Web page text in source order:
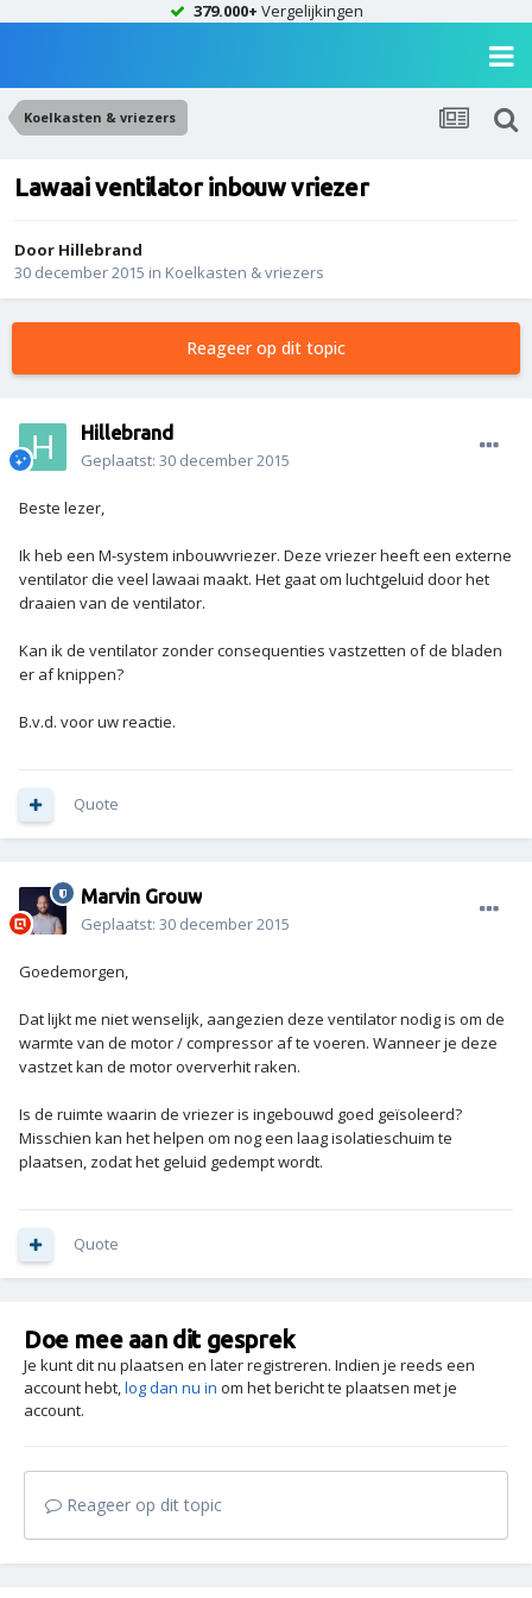
379.000+ Vergelijkingen
Koelkasten & vriezers
Lawaai ventilator inbouw vriezer
Door Hillebrand
30 december 2015 in Koelkasten & vriezers
Reageer op dit topic
Hillebrand
Geplaatst: 30 december 2015
Beste lezer,
Ik heb een M-system inbouwvriezer. Deze vriezer heeft een externe
ventilator die veel lawaai maakt. Het gaat om luchtgeluid door het
draaien van de ventilator.
Kan ik de ventilator zonder consequenties vastzetten of de bladen
er af knippen?
B.v.d. voor uw reactie.
Quote
Marvin Grouw
Geplaatst: 30 december 2015
Goedemorgen,
Dat lijkt me niet wenselijk, aangezien deze ventilator nodig is om de
warmte van de motor / compressor af te voeren. Wanneer je deze
vastzet kan de motor oververhit raken.
Is de ruimte waarin de vriezer is ingebouwd goed geïsoleerd?
Misschien kan het helpen om nog een laag isolatieschuim te
plaatsen, zodat het geluid gedempt wordt.
Quote
Doe mee aan dit gesprek
Je kunt dit nu plaatsen en later registreren. Indien je reeds een
account hebt,log dan nu in om het bericht te plaatsen met je
account.
Reageer op dit topic